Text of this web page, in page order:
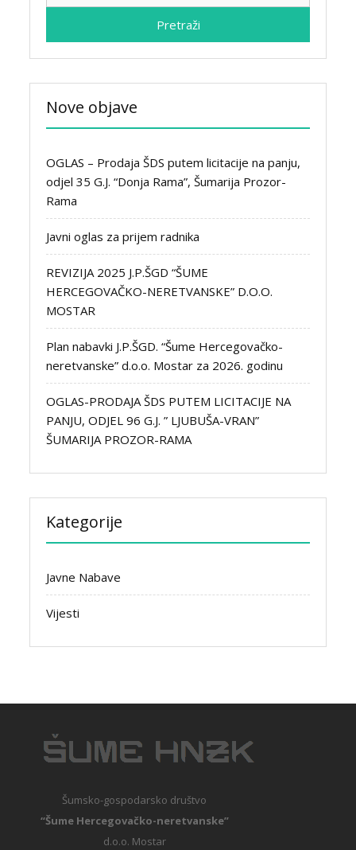
Nove objave
OGLAS – Prodaja ŠDS putem licitacije na panju,
odjel 35 G.J. “Donja Rama”, Šumarija Prozor-
Rama
Javni oglas za prijem radnika
REVIZIJA 2025 J.P.ŠGD “ŠUME
HERCEGOVAČKO-NERETVANSKE” D.O.O.
MOSTAR
Plan nabavki J.P.ŠGD. “Šume Hercegovačko-
neretvanske” d.o.o. Mostar za 2026. godinu
OGLAS-PRODAJA ŠDS PUTEM LICITACIJE NA
PANJU, ODJEL 96 G.J. ” LJUBUŠA-VRAN”
ŠUMARIJA PROZOR-RAMA
Kategorije
Javne Nabave
Vijesti
Šumsko-gospodarsko društvo
“Šume Hercegovačko-neretvanske”
d.o.o. Mostar